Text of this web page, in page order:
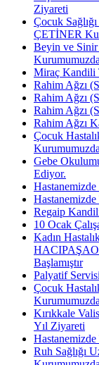
Ziyareti
Çocuk
ÇETİNER
Beyin ve
Miraç Kandili
Rahim Ağzı
Rahim Ağzı
Rahim Ağzı
Rahim Ağzı
Çocuk
Gebe
Ediyor.
Regaip
10 Ocak
Kadın
Başlamıştır
Palyatif
Çocuk
Kırıkkale
Yıl Ziyareti
Hastanemizde
Ruh Sağlığı